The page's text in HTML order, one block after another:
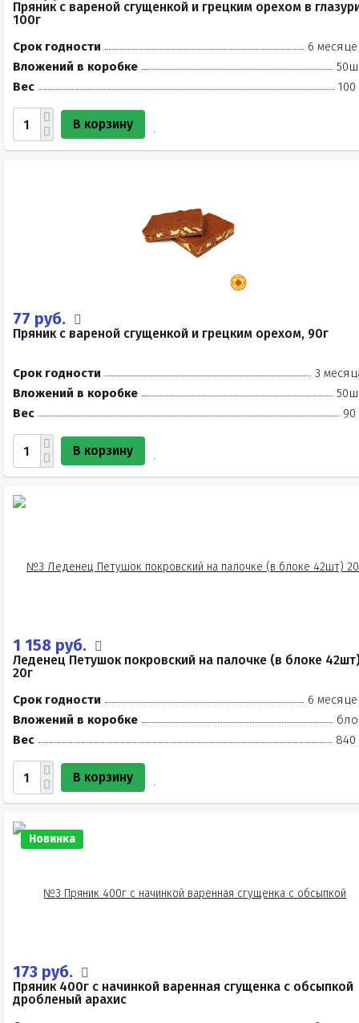
Пряник с вареной сгущенкой и грецким орехом в
100г
Срок годности
6
Вложений в коробке
Вес
100
В корзину
77 руб.
Пряник с вареной сгущенкой и грецким орехом, 90г
Срок годности
3
Вложений в коробке
Вес
90
В корзину
1 158 руб.
Леденец Петушок покровский на палочке (в блоке
20г
Срок годности
6
Вложений в коробке
Вес
840
В корзину
Новинка
173 руб.
Пряник 400г с начинкой варенная сгущенка с обсыпкой
дробленый арахис